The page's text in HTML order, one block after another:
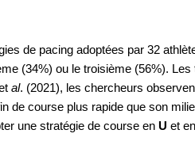
de pacing adoptées par 32
(34%) ou le troisième (56%).
al. (2021), les chercheurs
de course plus rapide que son
une stratégie de course en U et en